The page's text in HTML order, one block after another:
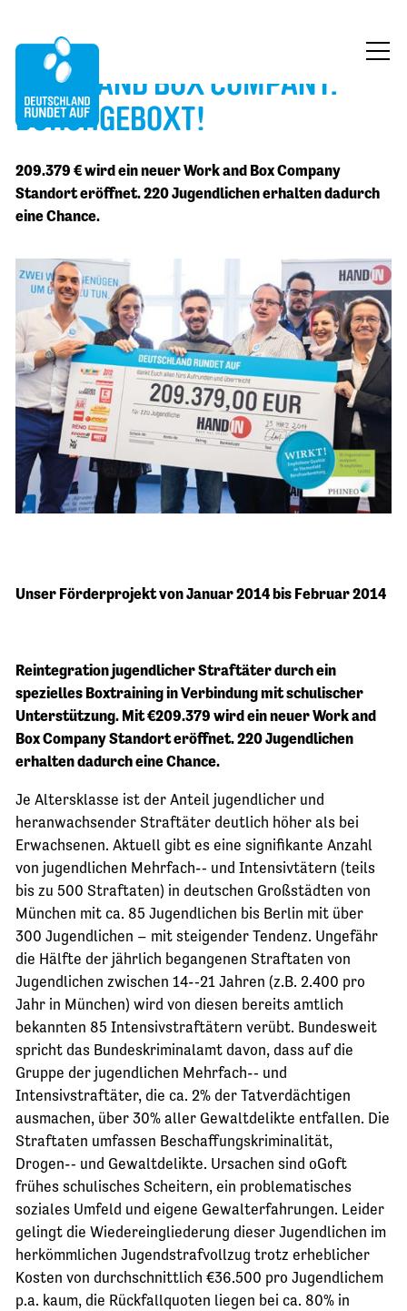
ÜBER UNS
FÖRDERUNG
KONTAKT
JETZT SPENDEN
WORK AND BOX COMPANY:
DURCHGEBOXT!
209.379 € wird ein neuer Work and Box Company
Standort eröffnet. 220 Jugendlichen erhalten dadurch
eine Chance.
Unser Förderprojekt von Januar 2014 bis Februar 2014
Reintegration jugendlicher Straftäter durch ein
spezielles Boxtraining in Verbindung mit schulischer
Unterstützung. Mit €209.379 wird ein neuer Work and
Box Company Standort eröffnet. 220 Jugendlichen
erhalten dadurch eine Chance.
Je Altersklasse ist der Anteil jugendlicher und
heranwachsender Straftäter deutlich höher als bei
Erwachsenen. Aktuell gibt es eine signifikante Anzahl
von jugendlichen Mehrfach-­‐ und Intensivtätern (teils
bis zu 500 Straftaten) in deutschen Großstädten von
München mit ca. 85 Jugendlichen bis Berlin mit über
300 Jugendlichen – mit steigender Tendenz. Ungefähr
die Hälfte der jährlich begangenen Straftaten von
Jugendlichen zwischen 14-­‐21 Jahren (z.B. 2.400 pro
Jahr in München) wird von diesen bereits amtlich
bekannten 85 Intensivstraftätern verübt. Bundesweit
spricht das Bundeskriminalamt davon, dass auf die
Gruppe der jugendlichen Mehrfach-­‐ und
Intensivstraftäter, die ca. 2% der Tatverdächtigen
ausmachen, über 30% aller Gewaltdelikte entfallen. Die
Straftaten umfassen Beschaffungskriminalität,
Drogen-­‐ und Gewaltdelikte. Ursachen sind oGoft
frühes schulisches Scheitern, ein problematisches
soziales Umfeld und eigene Gewalterfahrungen. Leider
gelingt die Wiedereingliederung dieser Jugendlichen im
herkömmlichen Jugendstrafvollzug trotz erheblicher
Kosten von durchschnittlich €36.500 pro Jugendlichem
p.a. kaum, die Rückfallquoten liegen bei ca. 80% in